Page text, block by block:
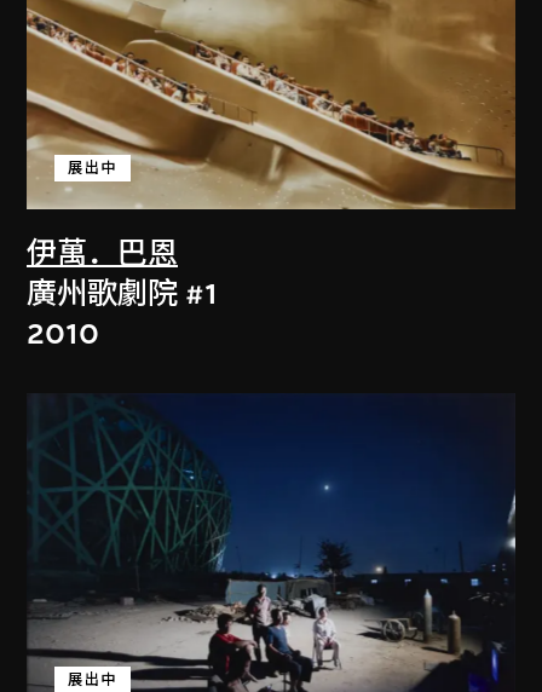
伊萬．巴恩
展出中
廣州歌劇院 #1
2010
展出中